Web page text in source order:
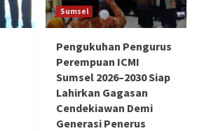
Sumsel
Pengukuhan Pengurus
Perempuan ICMI
Sumsel 2026–2030 Siap
Lahirkan Gagasan
Cendekiawan Demi
Generasi Penerus